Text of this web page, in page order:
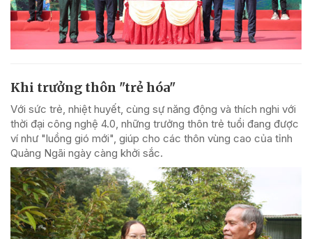
Khi trưởng thôn "trẻ hóa"
Với sức trẻ, nhiệt huyết, cùng sự năng động và thích nghi với
thời đại công nghệ 4.0, những trưởng thôn trẻ tuổi đang được
ví như "luồng gió mới", giúp cho các thôn vùng cao của tỉnh
Quảng Ngãi ngày càng khởi sắc.